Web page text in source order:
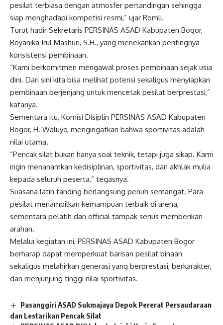
pesilat terbiasa dengan atmosfer pertandingan sehingga
siap menghadapi kompetisi resmi,” ujar Romli.
Turut hadir Sekretaris PERSINAS ASAD Kabupaten Bogor,
Royanika Irul Mashuri, S.H., yang menekankan pentingnya
konsistensi pembinaan.
“Kami berkomitmen mengawal proses pembinaan sejak usia
dini. Dari sini kita bisa melihat potensi sekaligus menyiapkan
pembinaan berjenjang untuk mencetak pesilat berprestasi,”
katanya.
Sementara itu, Komisi Disiplin PERSINAS ASAD Kabupaten
Bogor, H. Waluyo, mengingatkan bahwa sportivitas adalah
nilai utama.
“Pencak silat bukan hanya soal teknik, tetapi juga sikap. Kami
ingin menanamkan kedisiplinan, sportivitas, dan akhlak mulia
kepada seluruh peserta,” tegasnya.
Suasana latih tanding berlangsung penuh semangat. Para
pesilat menampilkan kemampuan terbaik di arena,
sementara pelatih dan official tampak serius memberikan
arahan.
Melalui kegiatan ini, PERSINAS ASAD Kabupaten Bogor
berharap dapat memperkuat barisan pesilat binaan
sekaligus melahirkan generasi yang berprestasi, berkarakter,
dan menjunjung tinggi nilai sportivitas.
Pasanggiri ASAD Sukmajaya Depok Pererat Persaudaraan
dan Lestarikan Pencak Silat